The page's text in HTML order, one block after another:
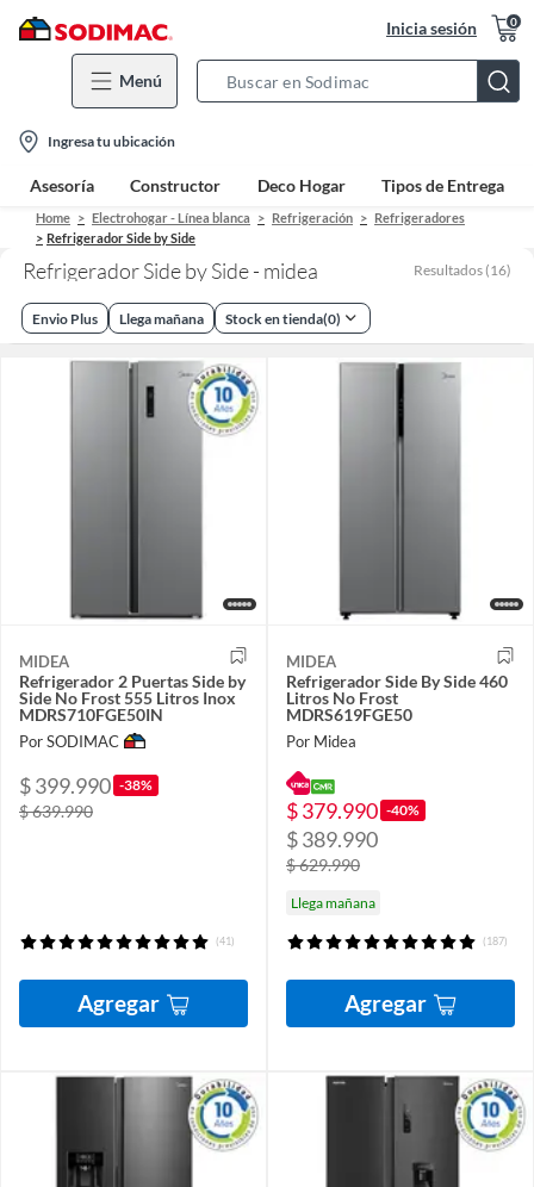
Inicia sesión 0
Menú
Bar
location-
icon
Ingresa tu ubicación
Asesoría Constructor Deco Hogar Tipos de Entrega
Home Electrohogar - Línea blanca Refrigeración
Refrigeradores
Refrigerador Side by Side
Refrigerador Side by Side - midea Resultados (16)
Envio Plus Llega mañana Stock en tienda(0)
MIDEA
Refrigerador 2 Puertas Side by
Side No Frost 555 Litros Inox
MDRS710FGE50IN
Por SODIMAC
$ 399.990 -38%
$ 639.990
(41)
Agregar
MIDEA
Refrigerador Side By Side 460
Litros No Frost
MDRS619FGE50
Por Midea
$ 379.990 -40%
$ 389.990
$ 629.990
Llega mañana
(187)
Agregar